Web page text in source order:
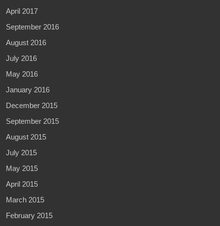
April 2017
September 2016
August 2016
July 2016
May 2016
January 2016
December 2015
September 2015
August 2015
July 2015
May 2015
April 2015
March 2015
February 2015